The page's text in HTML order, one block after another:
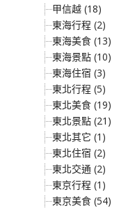
甲信越 (18)
東海行程 (2)
東海美食 (13)
東海景點 (10)
東海住宿 (3)
東北行程 (5)
東北美食 (19)
東北景點 (21)
東北其它 (1)
東北住宿 (2)
東北交通 (2)
東京行程 (1)
東京美食 (54)